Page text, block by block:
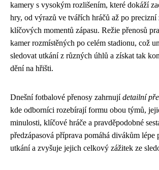
kamery s vysokým rozlišením, které dokáží
hry, od výrazů ve tvářích hráčů až po precizní
klíčových momentů zápasu. Režie přenosů
kamer rozmístěných po celém stadionu, což
sledovat utkání z různých úhlů a získat tak
dění na hřišti.
Dnešní fotbalové přenosy zahrnujídetailní
kde odborníci rozebírají formu obou týmů,
minulosti, klíčové hráče a pravděpodobné
předzápasová příprava pomáhá divákům lépe
utkání a zvyšuje jejich celkový zážitek ze